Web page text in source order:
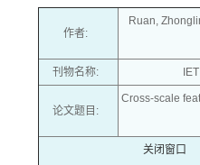
作者:
Ruan,
刊物名称:
论文题目:
Cross-scale
关闭窗口